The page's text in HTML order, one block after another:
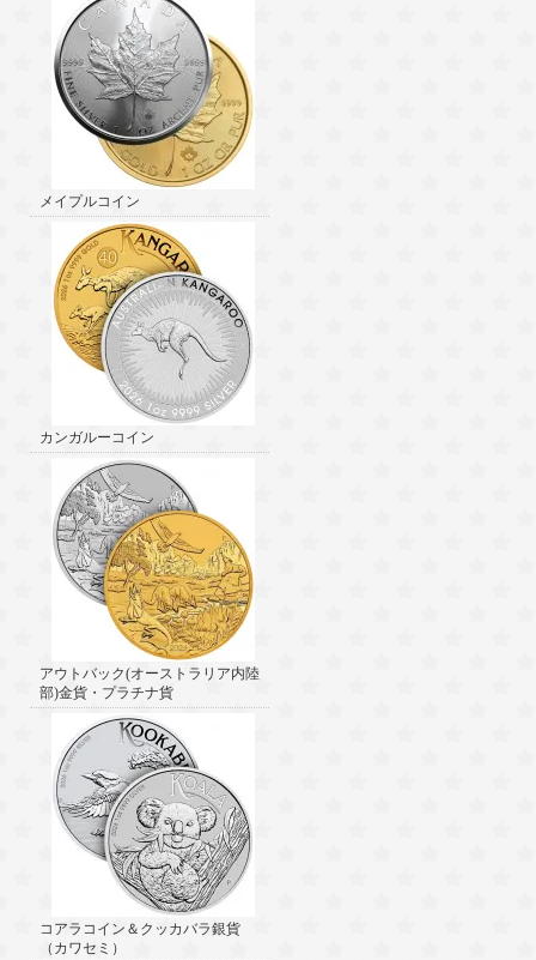
メイプルコイン
カンガルーコイン
アウトバック(オーストラリア内陸
部)金貨・プラチナ貨
コアラコイン＆クッカバラ銀貨
（カワセミ）